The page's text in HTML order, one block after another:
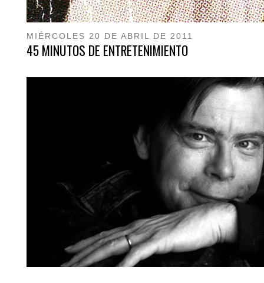
MIÉRCOLES 20 DE ABRIL DE 2011
45 MINUTOS DE ENTRETENIMIENTO